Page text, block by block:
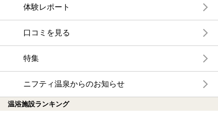
体験レポート
口コミを見る
特集
ニフティ温泉からのお知らせ
温浴施設ランキング